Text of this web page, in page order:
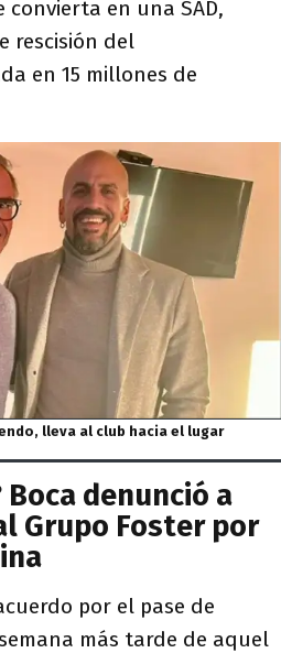
convierta en una SAD,
rescisión del
en 15 millones de
lleva al club hacia el lugar
Boca denunció a
Grupo Foster por
por el pase de
más tarde de aquel